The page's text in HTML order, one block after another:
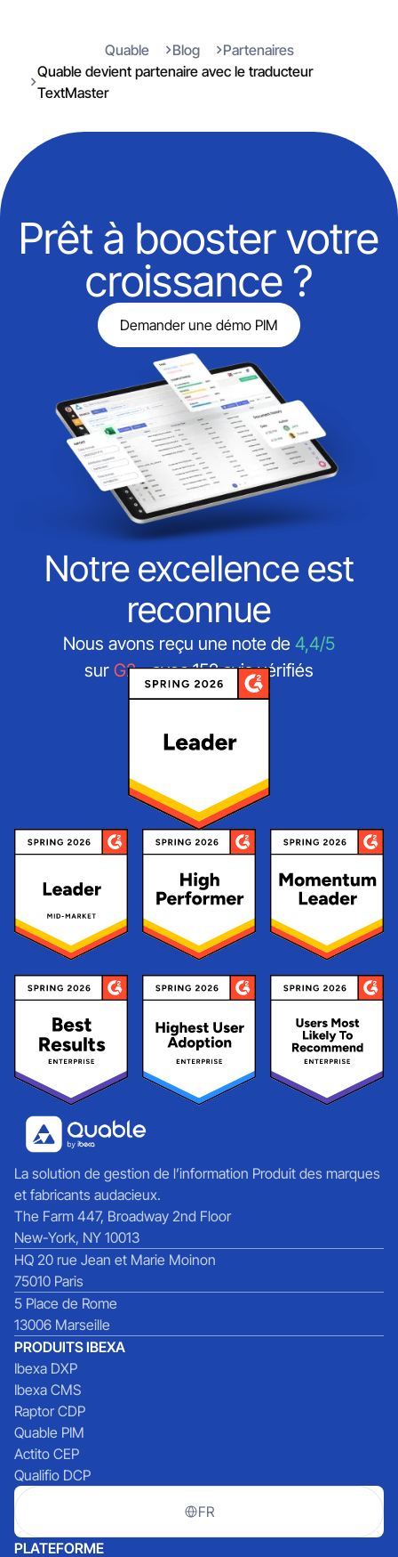
Quable Blog
Partenaires
Quable devient partenaire avec le traducteur
TextMaster
Prêt à booster votre
croissance ?
Demander une démo PIM
Notre excellence est
reconnue
Nous avons reçu une note de 4,4/5
sur G2- avec 152 avis vérifiés
La solution de gestion de l’information Produit des marques
et fabricants audacieux.
The Farm 447, Broadway 2nd Floor
New-York, NY 10013
HQ 20 rue Jean et Marie Moinon
75010 Paris
5 Place de Rome
13006 Marseille
PRODUITS IBEXA
Ibexa DXP
Ibexa CMS
Raptor CDP
Quable PIM
Actito CEP
Qualifio DCP
FR
PLATEFORME